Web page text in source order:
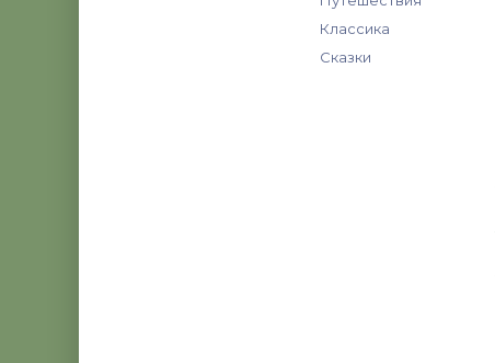
Классика
Сказки